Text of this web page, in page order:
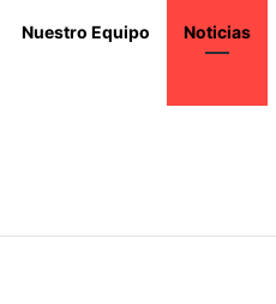
Nuestro Equipo Noticias